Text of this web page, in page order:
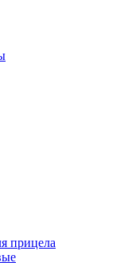
прицела